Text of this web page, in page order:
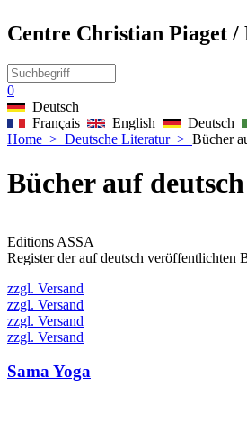
Centre Christian Piaget /
0
Deutsch
Français
English Deutsch
Home > Deutsche Literatur> Bücher
Bücher auf deutsch
Editions ASSA
Register der auf deutsch veröffentlichten
zzgl. Versand
zzgl. Versand
zzgl. Versand
zzgl. Versand
Sama Yoga